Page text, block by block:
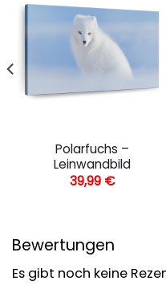
Polarfuchs –
Leinwandbild
39,99 €
Bewertungen
Es gibt noch keine